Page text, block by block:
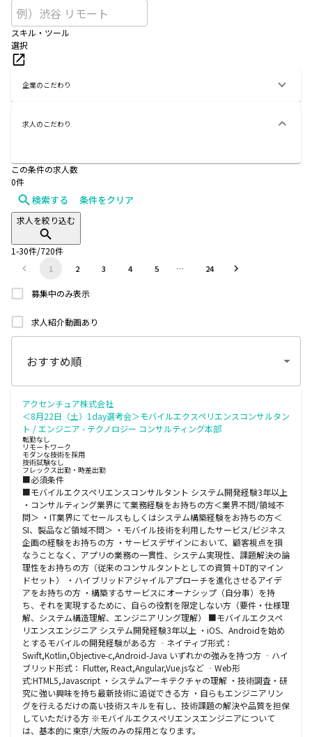
スキル・ツール
選択
企業のこだわり
求人のこだわり
この条件の求人数
0件
検索する 条件をクリア
求人を絞り込む
1-30件/720件
1 2 3 4 5 … 24
募集中のみ表示
求人紹介動画あり
アクセンチュア株式会社
＜8月22日（土）1day選考会＞モバイルエクスペリエンスコンサルタン
ト / エンジニア - テクノロジー コンサルティング本部
転勤なし
リモートワーク
モダンな技術を採用
技術試験なし
フレックス出勤・時差出勤
■必須条件
■モバイルエクスペリエンスコンサルタント システム開発経験3年以上
・コンサルティング業界にて業務経験をお持ちの方＜業界不問/領域不
問＞ ・IT業界にてセールスもしくはシステム構築経験をお持ちの方＜
SI、製品など領域不問＞ ・モバイル技術を利用したサービス/ビジネス
企画の経験をお持ちの方 ・サービスデザインにおいて、顧客視点を損
なうことなく、アプリの業務の一貫性、システム実現性、課題解決の論
理性をお持ちの方（従来のコンサルタントとしての資質＋DT的マイン
ドセット） ・ハイブリッドアジャイルアプローチを進化させるアイデ
アをお持ちの方 ・構築するサービスにオーナシップ（自分事）を持
ち、それを実現するために、自らの役割を限定しない方（要件・仕様理
解、システム構造理解、エンジニアリング理解） ■モバイルエクスペ
リエンスエンジニア システム開発経験3年以上 ・iOS、Androidを始め
とするモバイルの開発経験がある方 ‐ネイティブ形式：
Swift,Kotlin,Objective-c,Android-Java いずれかの強みを持つ方 ‐ハイ
ブリッド形式： Flutter, React,Angular,Vue.jsなど ‐Web形
式:HTML5,Javascript ・システムアーキテクチャの理解 ・技術調査・研
究に強い興味を持ち最新技術に追従できる方 ・自らもエンジニアリン
グを行えるだけの高い技術スキルを有し、技術課題の解決や品質を担保
していただける方 ※モバイルエクスぺリエンスエンジニアについて
は、基本的に東京/大阪のみの採用となります。